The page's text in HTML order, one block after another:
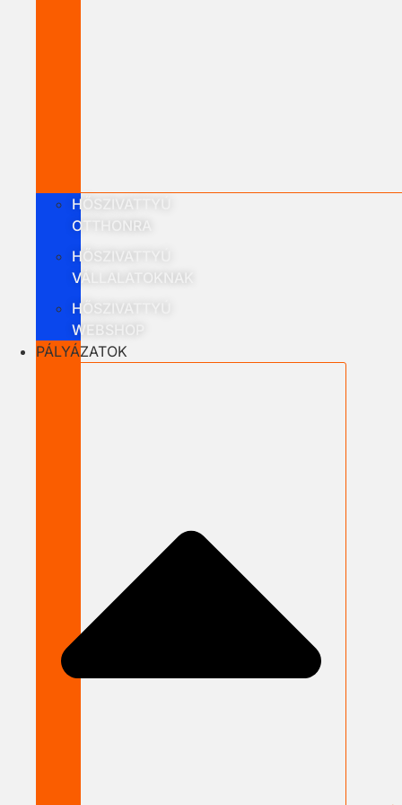
HŐSZIVATTYÚ
OTTHONRA
HŐSZIVATTYÚ
VÁLLALATOKNAK
HŐSZIVATTYÚ
WEBSHOP
PÁLYÁZATOK